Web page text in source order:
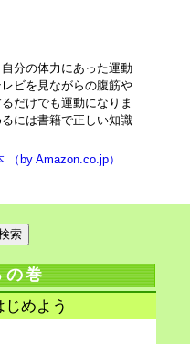
分の体力にあった運動
ビを見ながらの腹筋や
だけでも運動になりま
には書籍で正しい知識
（by Amazon.co.jp）
の巻
めよう